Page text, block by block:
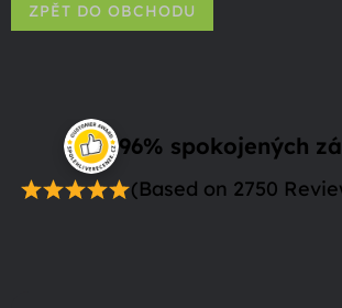
ZPĚT DO OBCHODU
96% spokojených
(Based on 2750